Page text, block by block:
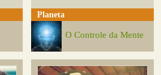
Planeta
O Controle da Mente